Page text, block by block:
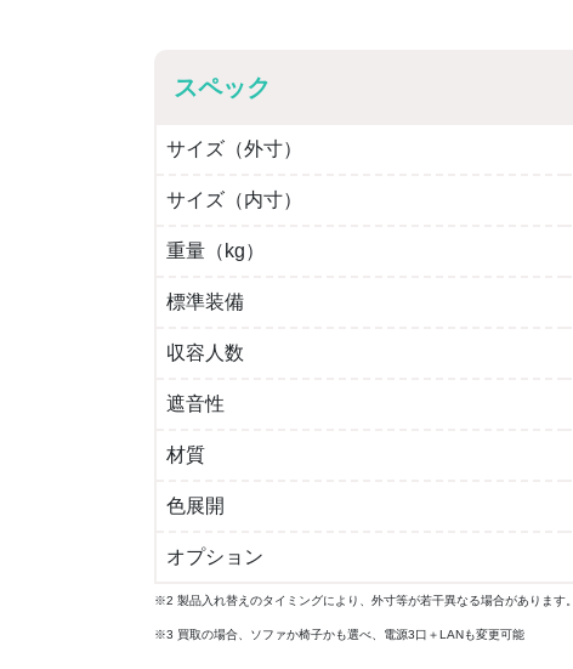
スペック
サイズ（外寸）
サイズ（内寸）
重量（kg）
標準装備
収容人数
遮音性
材質
色展開
オプション
※2 製品入れ替えのタイミングにより、外寸等が若干異なる場合があります。
※3 買取の場合、ソファか椅子かも選べ、電源3口＋LANも変更可能